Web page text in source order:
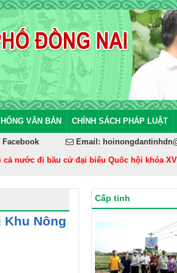
VĂN BẢN CHÍNH SÁCH PHÁP LUẬT
Facebook
Email:
đi bầu cử đại biểu Quốc hội khóa XVI
Khu Nông
Cấp tỉnh